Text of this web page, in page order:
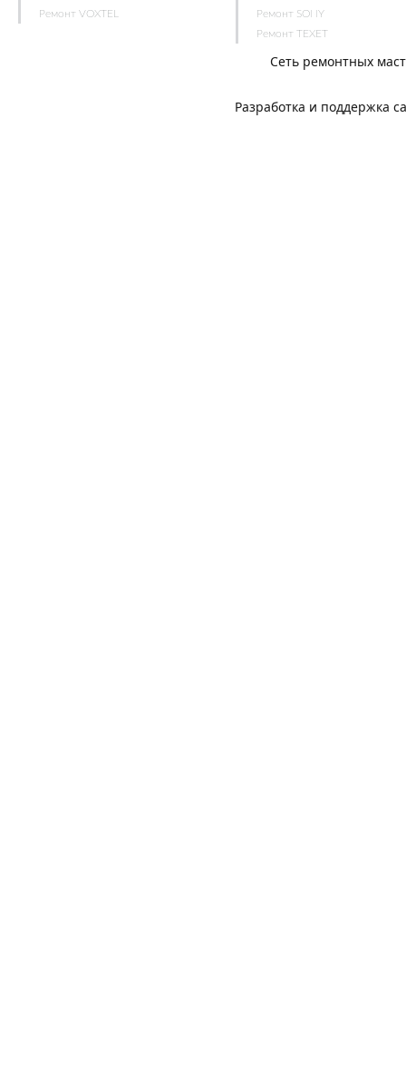
Ремонт VOXTEL
Ремонт SONY
Ремонт TEXET
Сеть ремонтных
Разработка и поддержка